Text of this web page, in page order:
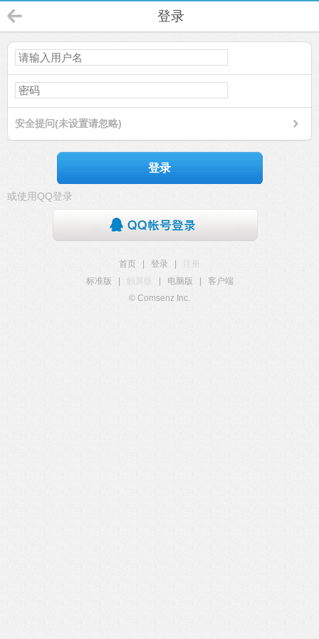
登录
安全提问(未设置请忽略)
登录
或使用QQ登录
首页 登录
注册
标准版
触屏版 电脑版
客户端
© Comsenz Inc.